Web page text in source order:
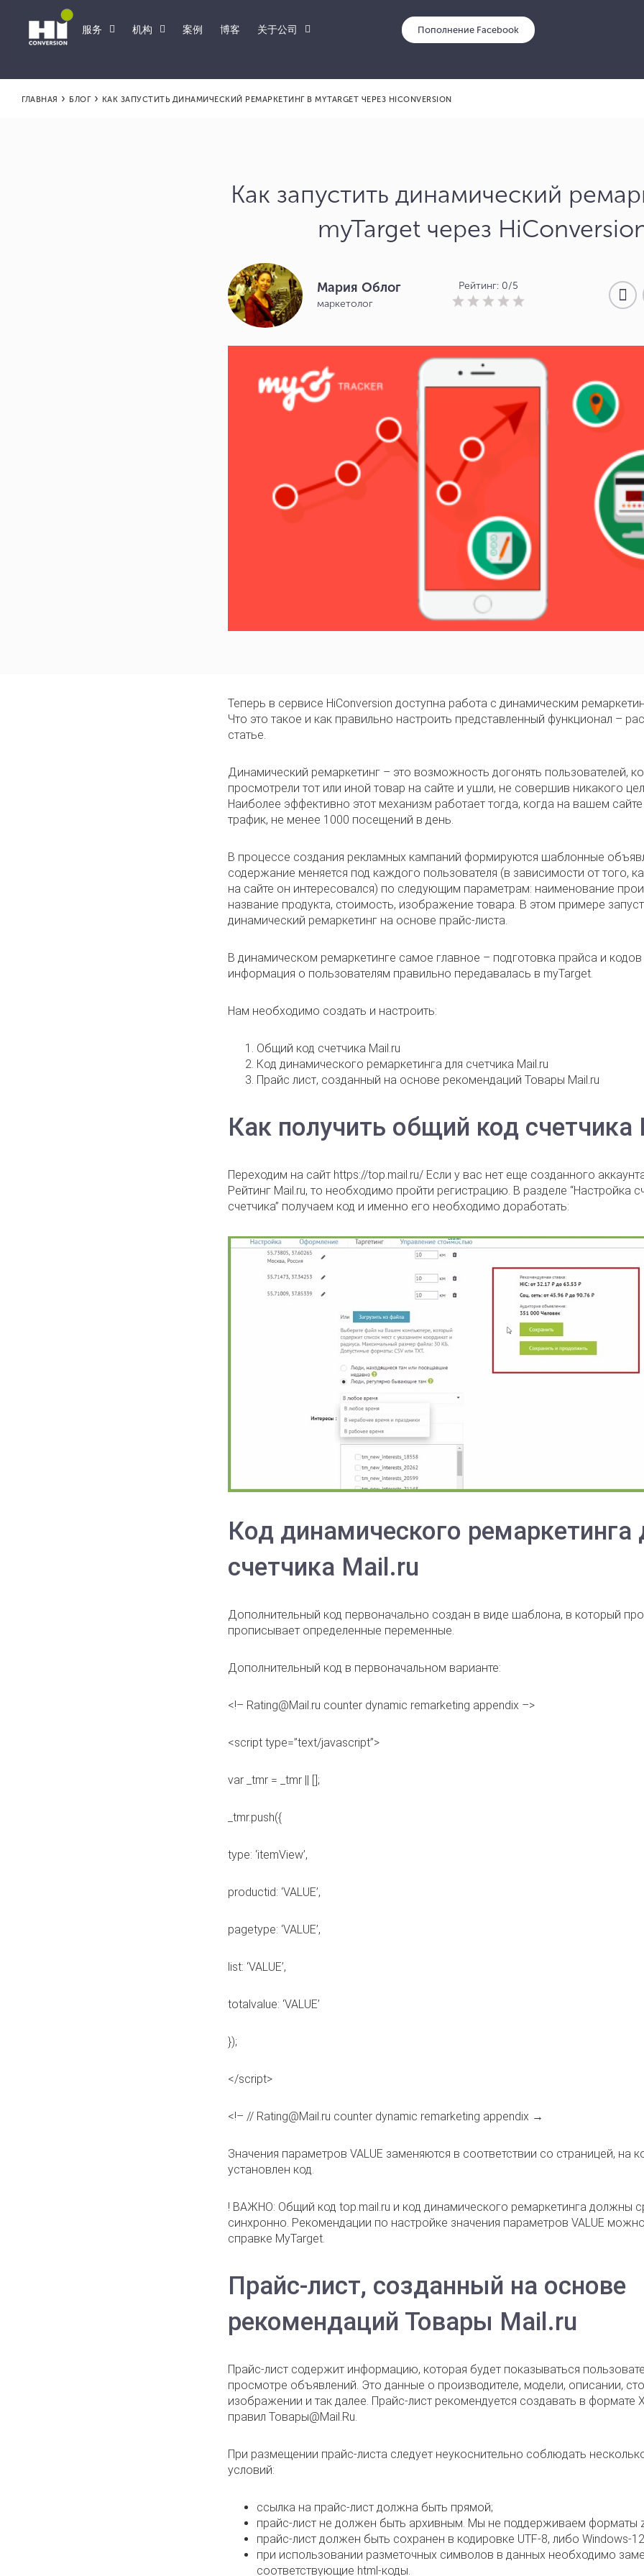
服务 机构 案例 博客 关于公司
Пополнение
ГЛАВНАЯ › БЛОГ› КАК ЗАПУСТИТЬ ДИНАМИЧЕСКИЙ РЕМАРКЕТИНГ В MYTARGET ЧЕРЕЗ HICОNVERSION
Как запустить динамический
myTarget через
Мария Облог
маркетолог
Рейтинг: 0/5
Теперь в сервисе HiConversion доступна работа с динамическим
Что это такое и как правильно настроить представленный функционал –
статье.
Динамический ремаркетинг – это возможность догонять пользователей,
просмотрели тот или иной товар на сайте и ушли, не совершив никакого
Наиболее эффективно этот механизм работает тогда, когда на вашем
трафик, не менее 1000 посещений в день.
В процессе создания рекламных кампаний формируются шаблонные
содержание меняется под каждого пользователя (в зависимости от того,
на сайте он интересовался) по следующим параметрам: наименование
название продукта, стоимость, изображение товара. В этом примере
динамический ремаркетинг на основе прайс-листа.
В динамическом ремаркетинге самое главное – подготовка прайса и кодов
информация о пользователям правильно передавалась в myTarget.
Нам необходимо создать и настроить:
Общий код счетчика Mail.ru
Код динамического ремаркетинга для счетчика Mail.ru
Прайс лист, созданный на основе рекомендаций Товары Mail.ru
Как получить общий код счетчика
Переходим на сайт https://top.mail.ru/ Если у вас нет еще созданного
Рейтинг Mail.ru, то необходимо пройти регистрацию. В разделе “Настройка
счетчика” получаем код и именно его необходимо доработать:
Код динамического ремаркетинга
счетчика Mail.ru
Дополнительный код первоначально создан в виде шаблона, в который
прописывает определенные переменные.
Дополнительный код в первоначальном варианте:
<!– Rating@Mail.ru counter dynamic remarketing appendix –>
<script type=”text/javascript”>
var _tmr = _tmr || [];
_tmr.push({
type: ‘itemView’,
productid: ‘VALUE’,
pagetype: ‘VALUE’,
list: ‘VALUE’,
totalvalue: ‘VALUE’
});
</script>
<!– // Rating@Mail.ru counter dynamic remarketing appendix →
Значения параметров VALUE заменяются в соответствии со страницей, на
установлен код.
! ВАЖНО: Общий код top.mail.ru и код динамического ремаркетинга должны
синхронно. Рекомендации по настройке значения параметров VALUE можно
справке MyTarget.
Прайс-лист, созданный на основе
рекомендаций Товары Mail.ru
Прайс-лист содержит информацию, которая будет показываться
просмотре объявлений. Это данные о производителе, модели, описании,
изображении и так далее. Прайс-лист рекомендуется создавать в формате
правил Товары@Mail.Ru.
При размещении прайс-листа следует неукоснительно соблюдать
условий:
ссылка на прайс-лист должна быть прямой;
прайс-лист не должен быть архивным. Мы не поддерживаем форматы
прайс-лист должен быть сохранен в кодировке UTF-8, либо Windows-
при использовании разметочных символов в данных необходимо
соответствующие html-коды.